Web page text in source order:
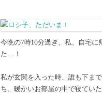
今晩の7時10分過ぎ、私、自宅
た…！
私が玄関を入った時、誰も下ま
ち、暖かいお部屋の中で寝てい